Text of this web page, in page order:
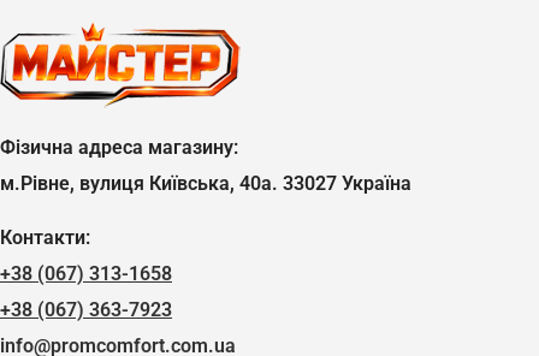
Фізична адреса магазину:
м.Рівне, вулиця Київська, 40а. 33027 Україна
Контакти:
+38 (067) 313-1658
+38 (067) 363-7923
info@promcomfort.com.ua